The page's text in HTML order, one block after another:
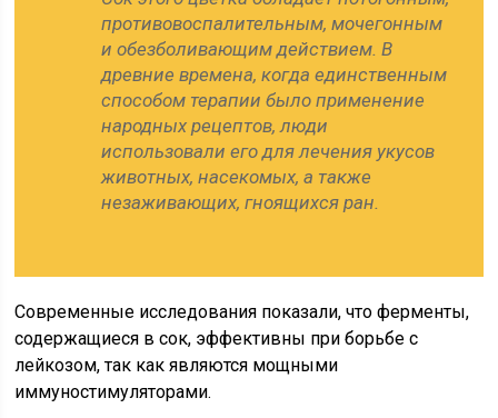
противовоспалительным, мочегонным
и обезболивающим действием. В
древние времена, когда единственным
способом терапии было применение
народных рецептов, люди
использовали его для лечения укусов
животных, насекомых, а также
незаживающих, гноящихся ран.
Современные исследования показали, что ферменты,
содержащиеся в сок, эффективны при борьбе с
лейкозом, так как являются мощными
иммуностимуляторами.